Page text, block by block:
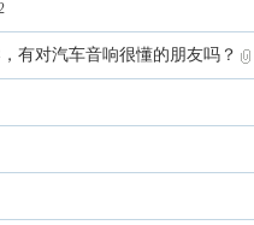
有对汽车音响很懂的朋友吗？